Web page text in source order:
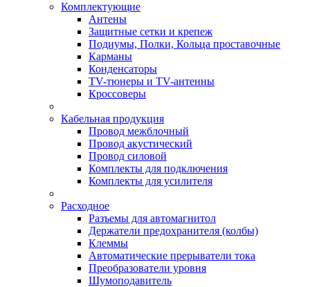
Комплектующие
Антены
Защитные сетки и крепеж
Подиумы, Полки, Кольца проставочные
Карманы
Конденсаторы
TV-тюнеры и TV-антенны
Кроссоверы
Кабельная продукция
Провод межблочный
Провод акустический
Провод силовой
Комплекты для подключения
Комплекты для усилителя
Расходное
Разъемы для автомагнитол
Держатели предохранителя (колбы)
Клеммы
Автоматические прерыватели тока
Преобразователи уровня
Шумоподавитель